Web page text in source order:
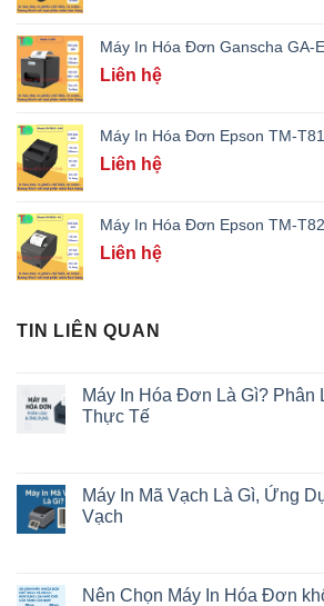
Máy In Hóa Đơn Ganscha GA-
Liên hệ
Máy In Hóa Đơn Epson TM-
Liên hệ
Máy In Hóa Đơn Epson TM-
Liên hệ
TIN LIÊN QUAN
Máy In Hóa Đơn Là Gì? Phân
Thực Tế
Máy In Mã Vạch Là Gì, Ứng
Vạch
Nên Chọn Máy In Hóa Đơn